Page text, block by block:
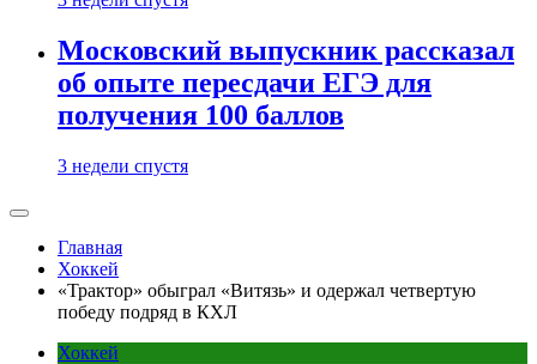
Московский выпускник рассказал
об опыте пересдачи ЕГЭ для
получения 100 баллов
3 недели спустя
Главная
Хоккей
«Трактор» обыграл «Витязь» и одержал четвертую
победу подряд в КХЛ
Хоккей